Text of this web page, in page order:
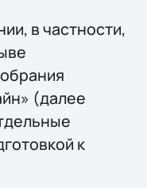
в частности,
(далее
к